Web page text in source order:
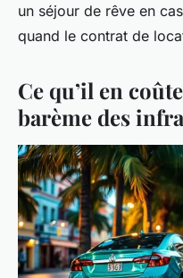
un séjour de rêve en
quand le contrat de
Ce qu’il en
barème des